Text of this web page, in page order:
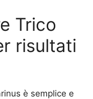
Trico
risultati
è semplice e